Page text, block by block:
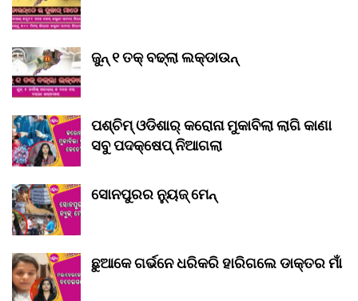
ଜୁନ୍ ୧ ତକ୍ ବଢ୍‌ଲା ଲକ୍‌ଡାଉନ୍‌
ପଶ୍ଚିମ୍ ଓଡିଶାର୍ କରୋନା ମୁକାବିଲା ଲାଗି କାଣା
ସବୁ ପଦକ୍ଷେପ୍ ନିଆଗଲା
ସୋନପୁରର ନ୍ୟୁଜ୍ ମେନ୍
ଛୁଆକେ ଗର୍ଭନେ ଧରିକରି ହାରିଗଲେ ଡାକ୍ତର ମାଁ